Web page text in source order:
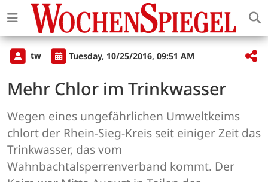
tw Tuesday, 10/25/2016, 09:51 AM
Mehr Chlor im Trinkwasser
Wegen eines ungefährlichen Umweltkeims
chlort der Rhein-Sieg-Kreis seit einiger Zeit das
Trinkwasser, das vom
Wahnbachtalsperrenverband kommt. Der